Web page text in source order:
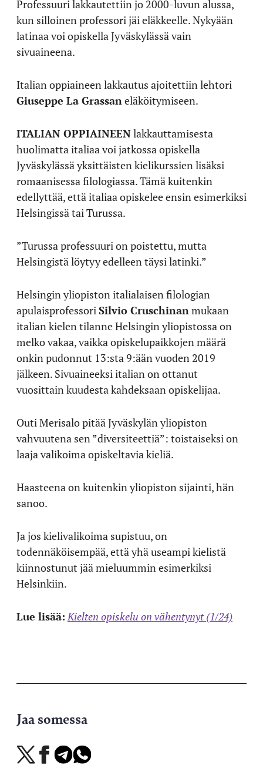
Professuuri lakkautettiin jo 2000-luvun alussa,
kun silloinen professori jäi eläkkeelle. Nykyään
latinaa voi opiskella Jyväskylässä vain
sivuaineena.
Italian oppiaineen lakkautus ajoitettiin lehtori
Giuseppe La Grassaneläköitymiseen.
ITALIAN OPPIAINEENlakkauttamisesta
huolimatta italiaa voi jatkossa opiskella
Jyväskylässä yksittäisten kielikurssien lisäksi
romaanisessa filologiassa. Tämä kuitenkin
edellyttää, että italiaa opiskelee ensin esimerkiksi
Helsingissä tai Turussa.
”Turussa professuuri on poistettu, mutta
Helsingistä löytyy edelleen täysi latinki.”
Helsingin yliopiston italialaisen filologian
apulaisprofessoriSilvio Cruschinanmukaan
italian kielen tilanne Helsingin yliopistossa on
melko vakaa, vaikka opiskelupaikkojen määrä
onkin pudonnut 13:sta 9:ään vuoden 2019
jälkeen. Sivuaineeksi italian on ottanut
vuosittain kuudesta kahdeksaan opiskelijaa.
Outi Merisalo pitää Jyväskylän yliopiston
vahvuutena sen ”diversiteettiä”: toistaiseksi on
laaja valikoima opiskeltavia kieliä.
Haasteena on kuitenkin yliopiston sijainti, hän
sanoo.
Ja jos kielivalikoima supistuu, on
todennäköisempää, että yhä useampi kielistä
kiinnostunut jää mieluummin esimerkiksi
Helsinkiin.
Lue lisää: Kielten opiskelu on vähentynyt (1/24)
Jaa somessa
Jaa
Jaa
Jaa
Jaa